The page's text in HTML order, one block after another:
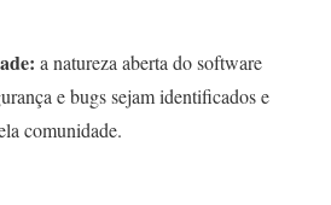
a natureza aberta do software
e bugs sejam identificados e
comunidade.